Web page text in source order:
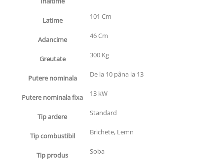
Latime 101 Cm
Adancime 46 Cm
Greutate 300 Kg
Putere nominala De la 10 pâna la 13
Putere nominala fixa 13 kW
Tip ardere Standard
Tip combustibil Brichete, Lemn
Tip produs Soba